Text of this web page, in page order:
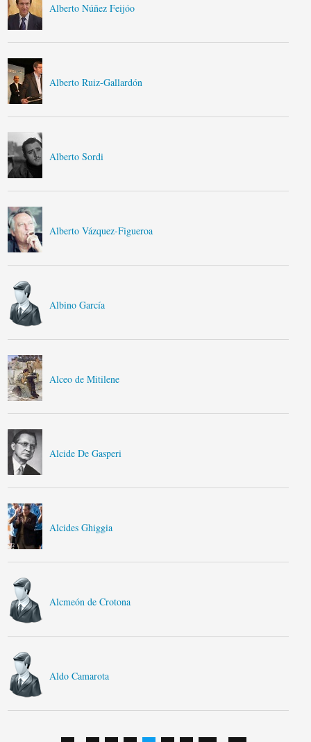
Alberto Núñez Feijóo
Alberto Ruiz-Gallardón
Alberto Sordi
Alberto Vázquez-Figueroa
Albino García
Alceo de Mitilene
Alcide De Gasperi
Alcides Ghiggia
Alcmeón de Crotona
Aldo Camarota